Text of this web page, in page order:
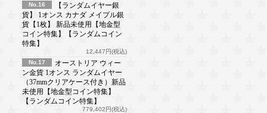
No.16
【ランダムイヤー銀
貨】 1オンス カナダ メイプル銀
貨【1枚】 新品未使用【地金型
コイン特集】【ランダムコイン
特集】
12,447円(税込)
No.17
オーストリア ウィー
ン金貨 1オンス ランダムイヤー
（37mmクリアケース付き）新品
未使用【地金型コイン特集】
【ランダムコイン特集】
779,402円(税込)